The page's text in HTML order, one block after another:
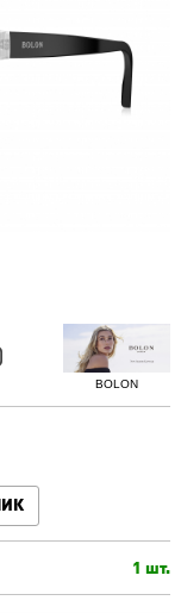
BOLON
1 шт.